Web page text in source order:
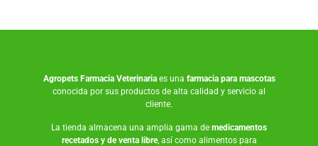
Agropets Farmacia Veterinariaes una farmacia para mascotas
conocida por sus productos de alta calidad y servicio al
cliente.
La tienda almacena una amplia gama de medicamentos
recetados y de venta libre, así como alimentos para